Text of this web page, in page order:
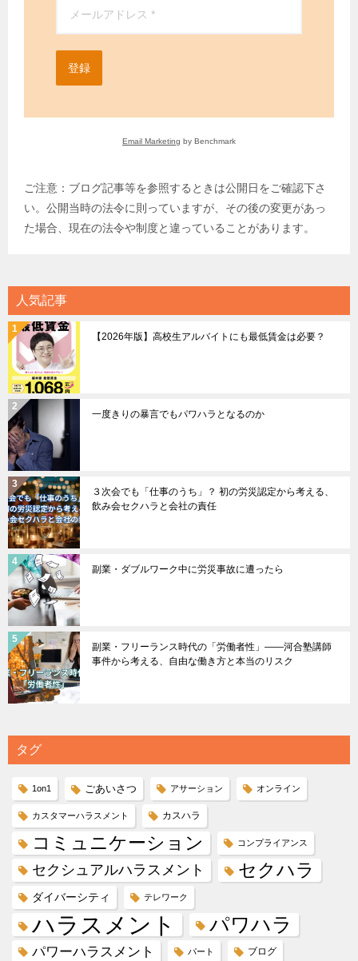
登録
Email Marketing by Benchmark
ご注意：ブログ記事等を参照するときは公開日をご確認下さ
い。公開当時の法令に則っていますが、その後の変更があっ
た場合、現在の法令や制度と違っていることがあります。
人気記事
【2026年版】高校生アルバイトにも最低賃金は必要？
一度きりの暴言でもパワハラとなるのか
３次会でも「仕事のうち」？ 初の労災認定から考える、
飲み会セクハラと会社の責任
副業・ダブルワーク中に労災事故に遭ったら
副業・フリーランス時代の「労働者性」――河合塾講師
事件から考える、自由な働き方と本当のリスク
タグ
1on1 ごあいさつ アサーション オンライン
カスタマーハラスメント カスハラ
コミュニケーション コンプライアンス
セクシュアルハラスメント セクハラ
ダイバーシティ テレワーク
ハラスメント パワハラ
パワーハラスメント パート ブログ